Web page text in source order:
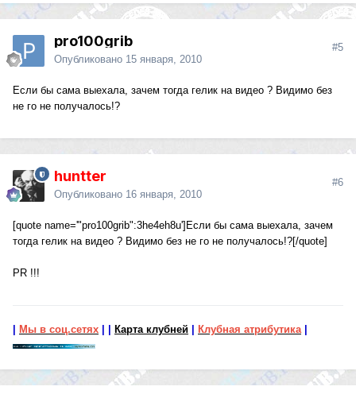
pro100grib
Опубликовано 15 января, 2010
#5
Если бы сама выехала, зачем тогда гелик на видео ? Видимо без
не го не получалось!?
huntter
Опубликовано 16 января, 2010
#6
[quote name='"pro100grib":3he4eh8u']Если бы сама выехала, зачем
тогда гелик на видео ? Видимо без не го не получалось!?[/quote]
PR !!!
Мы в соц.сетях Карта клубней Клубная атрибутика|